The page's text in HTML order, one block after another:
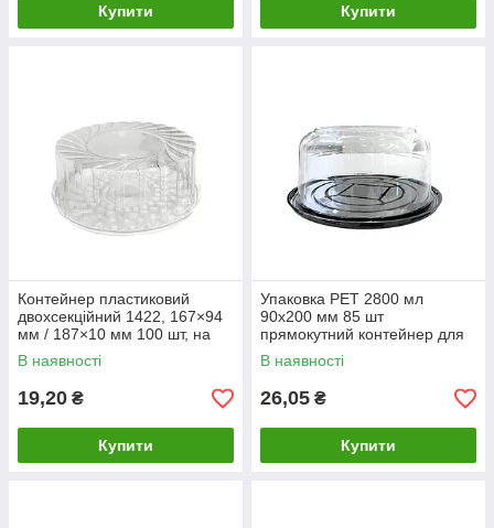
Купити Купити
Контейнер пластиковий
двохсекційний 1422, 167×94
мм / 187×10 мм 100 шт, на
0,5 кг
В наявності
19,20 ₴
Купити
Упаковка PET 2800 мл
90х200 мм 85 шт
прямокутний контейнер для
продуктів (1232 п/ч)
В наявності
26,05 ₴
Купити